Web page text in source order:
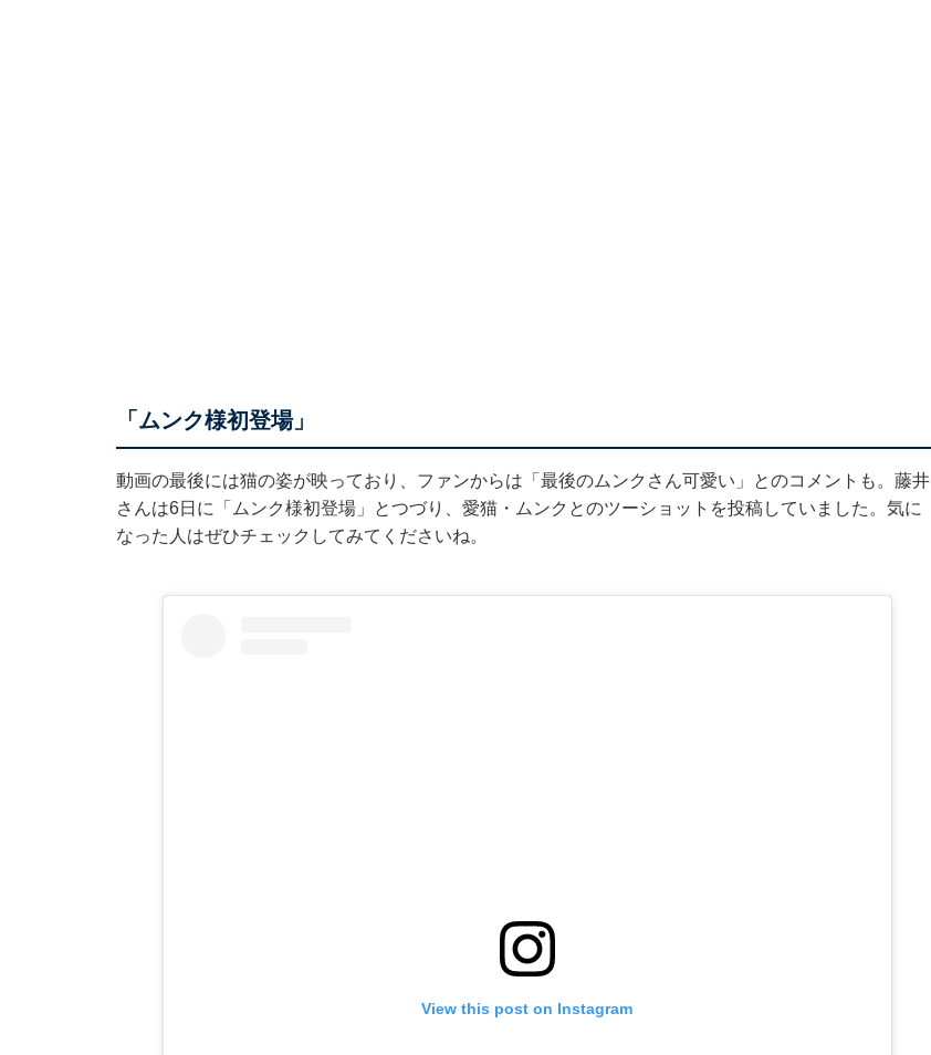
「ムンク様初登場」
動画の最後には猫の姿が映っており、ファンからは「最後のムンクさん可愛い」とのコメントも。藤井
さんは6日に「ムンク様初登場」とつづり、愛猫・ムンクとのツーショットを投稿していました。気に
なった人はぜひチェックしてみてくださいね。
View this post on Instagram